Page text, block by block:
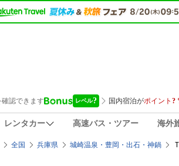
レンタカー 高速バス・ツアー 海外
全国 兵庫県 城崎温泉・豊岡・出石・神鍋